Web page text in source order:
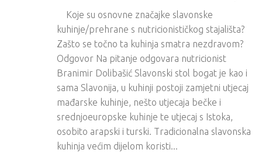
Koje su osnovne značajke slavonske
kuhinje/prehrane s nutricionističkog stajališta?
Zašto se točno ta kuhinja smatra nezdravom?
Odgovor Na pitanje odgovara nutricionist
Branimir Dolibašić Slavonski stol bogat je kao i
sama Slavonija, u kuhinji postoji zamjetni utjecaj
mađarske kuhinje, nešto utjecaja bečke i
srednjoeuropske kuhinje te utjecaj s Istoka,
osobito arapski i turski. Tradicionalna slavonska
kuhinja većim dijelom koristi...